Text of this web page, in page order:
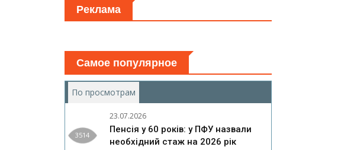
Реклама
Самое популярное
По просмотрам
3514
23.07.2026
Пенсія у 60 років: у ПФУ назвали
необхідний стаж на 2026 рік